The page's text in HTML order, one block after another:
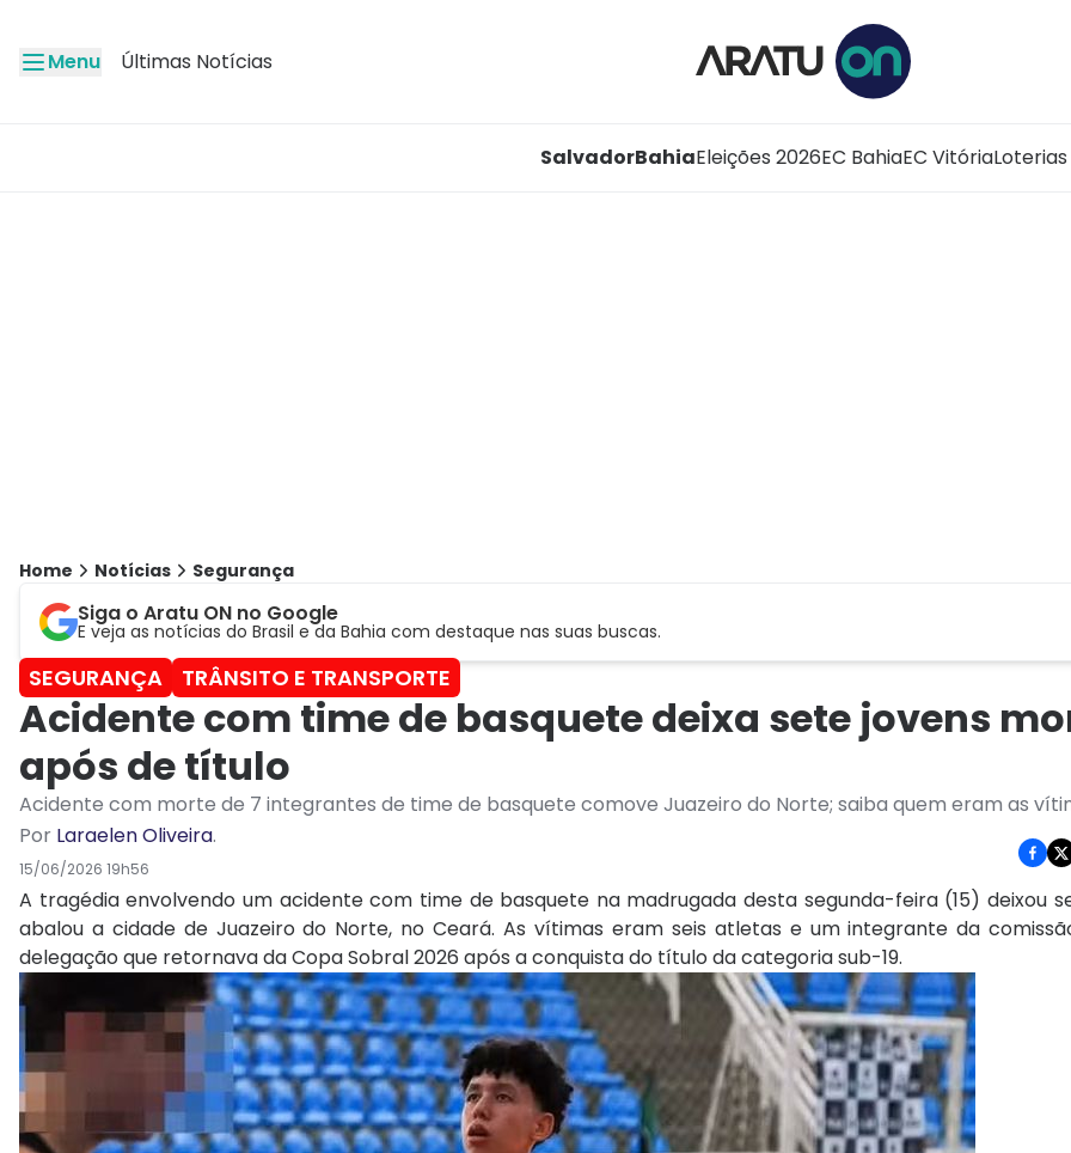
Menu Últimas Notícias
SalvadorBahiaEleições 2026EC BahiaEC VitóriaLoterias
Home Notícias Segurança
Siga o Aratu ON no Google
E veja as notícias do Brasil e da Bahia com destaque nas suas buscas.
SEGURANÇA TRÂNSITO E TRANSPORTE
Acidente com time de basquete deixa sete jovens
após de título
Acidente com morte de 7 integrantes de time de basquete comove Juazeiro do Norte; saiba quem eram as
Por Laraelen Oliveira.
15/06/2026 19h56
A tragédia envolvendo um acidente com time de basquete na madrugada desta segunda-feira (15) deixou
abalou a cidade de Juazeiro do Norte, no Ceará. As vítimas eram seis atletas e um integrante da
delegação que retornava da Copa Sobral 2026 após a conquista do título da categoria sub-19.